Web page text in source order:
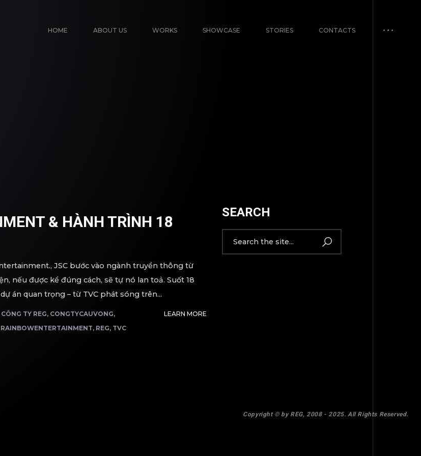
HOME ABOUT US WORKS SHOWCASE STORIES CONTACTS
& HÀNH TRÌNH 18
JSC bước vào ngành truyền thông từ
nếu được kể đúng cách, sẽ tự nó lan toả. Suốt 18
án quan trọng – từ TVC phát sóng trên...
CÔNG TY REG, CONGTYCAUVONG,
RAINBOWENTERTAINMENT, REG, TVC
LEARN MORE
SEARCH
Copyright © by REG, 2008 - 2025. All Rights Reserved.
TOP